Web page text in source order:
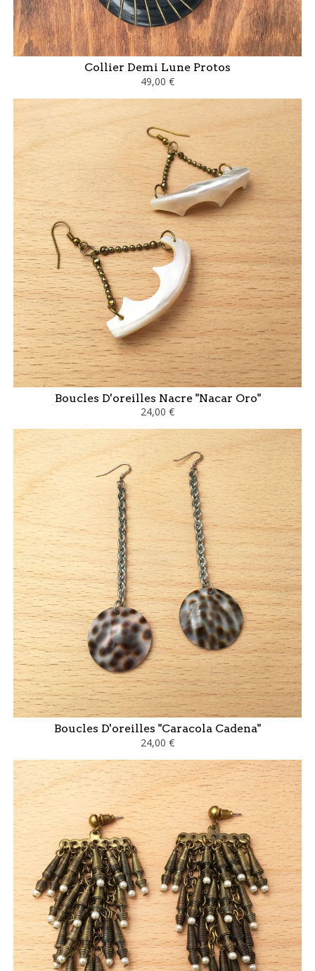
Collier Demi Lune Protos
49,00 €
Boucles D'oreilles Nacre "Nacar Oro"
24,00 €
Boucles D'oreilles "Caracola Cadena"
24,00 €